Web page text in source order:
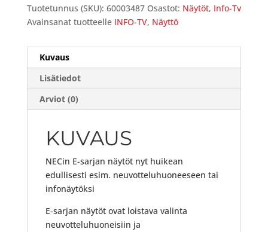
Tuotetunnus (SKU): 60003487 Osastot: Näytöt, Info-Tv
Avainsanat tuotteelle INFO-TV, Näyttö
Kuvaus
Lisätiedot
Arviot (0)
KUVAUS
NECin E-sarjan näytöt nyt huikean
edullisesti esim. neuvotteluhuoneeseen tai
infonäytöksi
E-sarjan näytöt ovat loistava valinta
neuvotteluhuoneisiin ja